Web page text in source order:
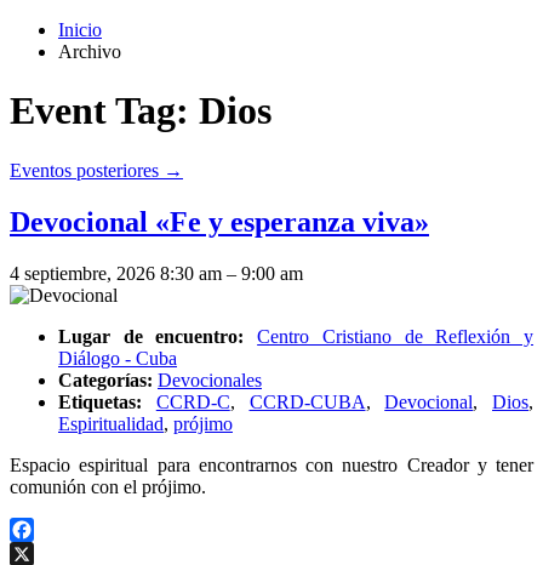
Inicio
Archivo
Event Tag: Dios
Eventos posteriores →
Devocional «Fe y esperanza viva»
4 septiembre, 2026 8:30 am – 9:00 am
Lugar de encuentro:
Centro Cristiano de Reflexión y
Diálogo - Cuba
Categorías: Devocionales
Etiquetas:
CCRD-C, CCRD-CUBA,Devocional, Dios,
Espiritualidad, prójimo
Espacio espiritual para encontrarnos con nuestro Creador y tener
comunión con el prójimo.
Facebook